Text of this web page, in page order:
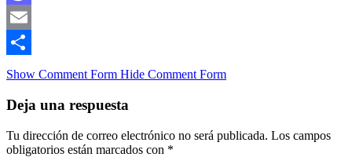
Mastodon
Email
Compartir
Show Comment Form Hide Comment Form
Deja una respuesta
Tu dirección de correo electrónico no será publicada. Los campos
obligatorios están marcados con *